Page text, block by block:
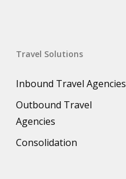
Travel Solutions
Inbound Travel Agencies
Outbound Travel
Agencies
Consolidation